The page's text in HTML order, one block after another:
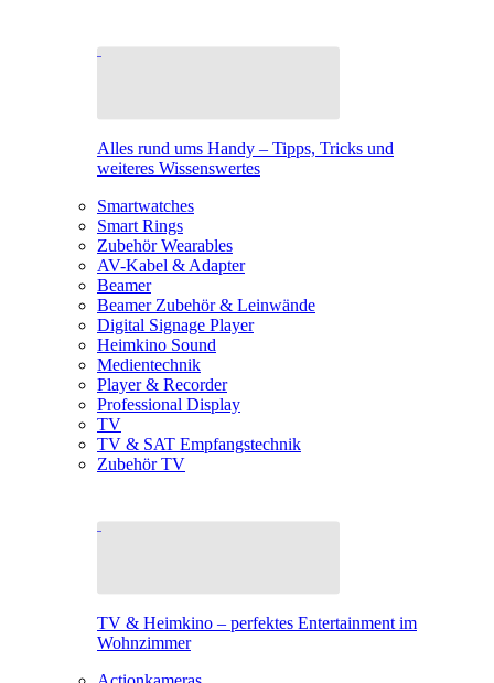
Alles rund ums Handy – Tipps, Tricks und
weiteres Wissenswertes
Smartwatches
Smart Rings
Zubehör Wearables
AV-Kabel & Adapter
Beamer
Beamer Zubehör & Leinwände
Digital Signage Player
Heimkino Sound
Medientechnik
Player & Recorder
Professional Display
TV
TV & SAT Empfangstechnik
Zubehör TV
TV & Heimkino – perfektes Entertainment im
Wohnzimmer